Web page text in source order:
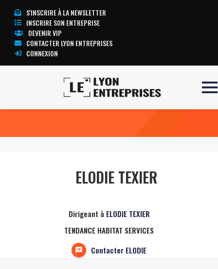
S'INSCRIRE À LA NEWSLETTER
INSCRIRE SON ENTREPRISE
DEVENIR VIP
CONTACTER LYON ENTREPRISES
CONNEXION
ELODIE TEXIER
Dirigeant à ELODIE TEXIER
TENDANCE HABITAT SERVICES
Contacter ELODIE